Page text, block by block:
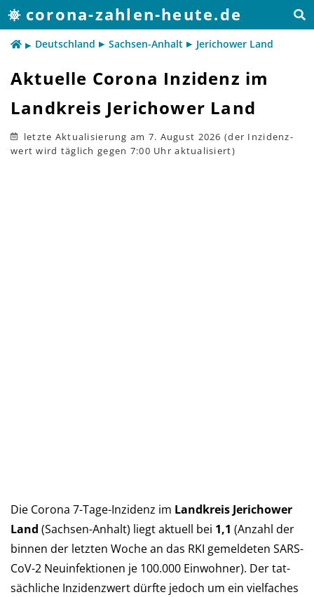
corona-zahlen-heute.de
Deutschland Sachsen-Anhalt Jerichower Land
Aktuelle Corona Inzidenz im
Landkreis Jerichower Land
letzte Aktualisierung am 7. August 2026
Die Corona 7-Tage-Inzidenz im Landkreis Jerichower
Land (Sach­sen-An­halt) liegt aktu­ell bei 1,1 (An­zahl der
bin­nen der letz­ten Woche an das RKI ge­mel­deten SARS-
CoV-2 Neu­in­fek­tio­nen je 100.000 Ein­woh­ner). Der tat­
säch­liche In­zi­denz­wert dürf­te je­doch um ein viel­faches